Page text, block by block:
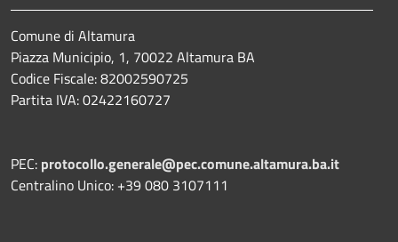
Comune di Altamura
Piazza Municipio, 1, 70022 Altamura BA
Codice Fiscale: 82002590725
Partita IVA: 02422160727
PEC: protocollo.generale@pec.comune.altamura.ba.it
Centralino Unico: +39 080 3107111